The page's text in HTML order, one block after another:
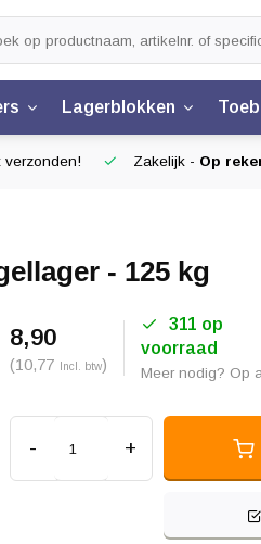
Lagerblokken
verzonden! Zakelijk - Op
- 125 kg
8,90
(10,77 Incl. btw)
311 op
voorraad
Meer nodig? Op
- +